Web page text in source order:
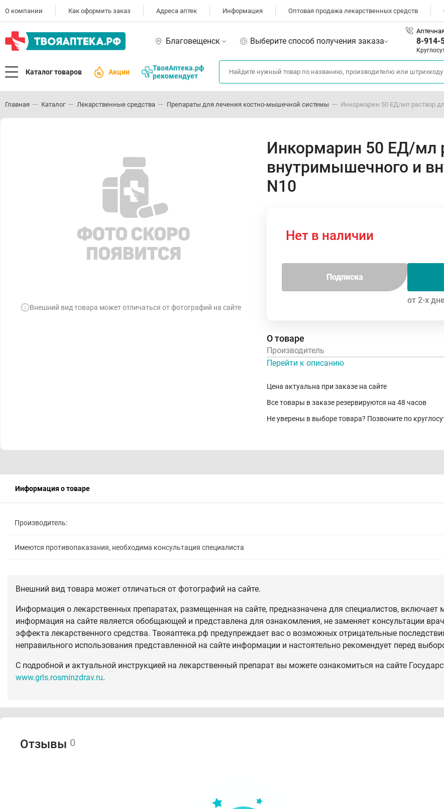
О компании Как оформить заказ Адреса аптек Информация Оптовая продажа лекарственных средств
Благовещенск Выберите способ получения заказа 8-914-
Каталог товаров Акции
ТвояАптека.рф
рекомендует
Главная Каталог Лекарственные средства Препараты для лечения костно-мышечной системы Инкормарин 50 ЕД/мл раствор
Внешний вид товара может отличаться от фотографий на сайте
Инкормарин 50 ЕД/мл
внутримышечного и
N10
Нет в наличии
Подписка
от 2-х
О товаре
Производитель
Перейти к описанию
Цена актуальна при заказе на сайте
Все товары в заказе резервируются на 48 часов
Не уверены в выборе товара? Позвоните по
Информация о товаре
Производитель:
Имеются противопаказания, необходима консультация специалиста
Внешний вид товара может отличаться от фотографий на сайте.
Информация о лекарственных препаратах, размещенная на сайте, предназначена для специалистов,
информация на сайте является обобщающей и представлена для ознакомления, не заменяет консультации
эффекта лекарственного средства. Твояаптека.рф предупреждает вас о возможных отрицательные
неправильного использования представленной на сайте информации и настоятельно рекомендует перед
С подробной и актуальной инструкцией на лекарственный препарат вы можете ознакомиться на сайте
www.grls.rosminzdrav.ru.
Отзывы 0